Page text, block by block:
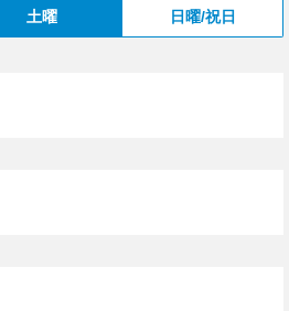
土曜 日曜/祝日